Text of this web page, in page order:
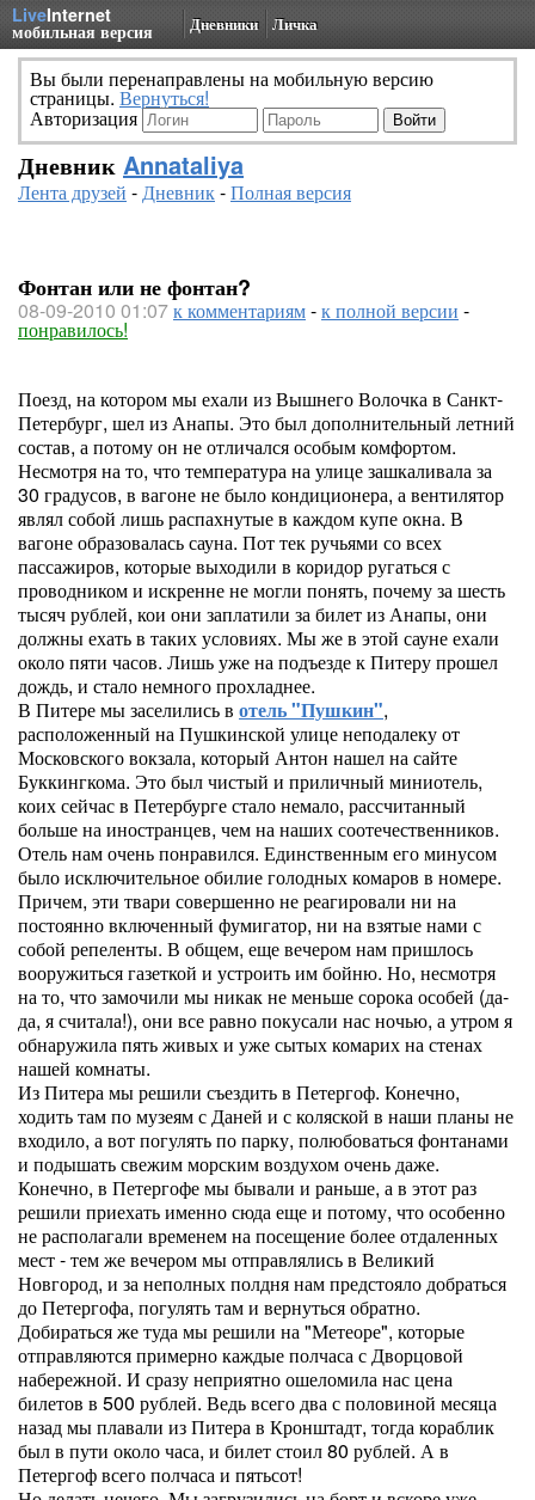
LiveInternet
мобильная версия Дневники Личка
Вы были перенаправлены на мобильную версию
страницы. Вернуться!
Авторизация
Дневник Annataliya
Лента друзей -Дневник-Полная версия
Фонтан или не фонтан?
08-09-2010 01:07к комментариям-к полной версии -
понравилось!
Поезд, на котором мы ехали из Вышнего Волочка в Санкт-
Петербург, шел из Анапы. Это был дополнительный летний
состав, а потому он не отличался особым комфортом.
Несмотря на то, что температура на улице зашкаливала за
30 градусов, в вагоне не было кондиционера, а вентилятор
являл собой лишь распахнутые в каждом купе окна. В
вагоне образовалась сауна. Пот тек ручьями со всех
пассажиров, которые выходили в коридор ругаться с
проводником и искренне не могли понять, почему за шесть
тысяч рублей, кои они заплатили за билет из Анапы, они
должны ехать в таких условиях. Мы же в этой сауне ехали
около пяти часов. Лишь уже на подъезде к Питеру прошел
дождь, и стало немного прохладнее.
В Питере мы заселились в отель "Пушкин",
расположенный на Пушкинской улице неподалеку от
Московского вокзала, который Антон нашел на сайте
Буккингкома. Это был чистый и приличный миниотель,
коих сейчас в Петербурге стало немало, рассчитанный
больше на иностранцев, чем на наших соотечественников.
Отель нам очень понравился. Единственным его минусом
было исключительное обилие голодных комаров в номере.
Причем, эти твари совершенно не реагировали ни на
постоянно включенный фумигатор, ни на взятые нами с
собой репеленты. В общем, еще вечером нам пришлось
вооружиться газеткой и устроить им бойню. Но, несмотря
на то, что замочили мы никак не меньше сорока особей (да-
да, я считала!), они все равно покусали нас ночью, а утром я
обнаружила пять живых и уже сытых комарих на стенах
нашей комнаты.
Из Питера мы решили съездить в Петергоф. Конечно,
ходить там по музеям с Даней и с коляской в наши планы не
входило, а вот погулять по парку, полюбоваться фонтанами
и подышать свежим морским воздухом очень даже.
Конечно, в Петергофе мы бывали и раньше, а в этот раз
решили приехать именно сюда еще и потому, что особенно
не располагали временем на посещение более отдаленных
мест - тем же вечером мы отправлялись в Великий
Новгород, и за неполных полдня нам предстояло добраться
до Петергофа, погулять там и вернуться обратно.
Добираться же туда мы решили на "Метеоре", которые
отправляются примерно каждые полчаса с Дворцовой
набережной. И сразу неприятно ошеломила нас цена
билетов в 500 рублей. Ведь всего два с половиной месяца
назад мы плавали из Питера в Кронштадт, тогда кораблик
был в пути около часа, и билет стоил 80 рублей. А в
Петергоф всего полчаса и пятьсот!